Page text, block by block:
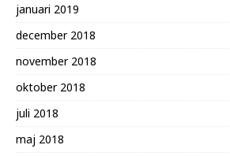
januari 2019
december 2018
november 2018
oktober 2018
juli 2018
maj 2018